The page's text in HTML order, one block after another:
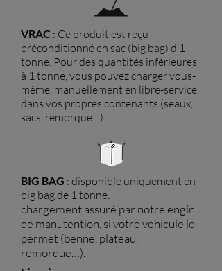
VRAC : Ce produit est reçu
préconditionné en sac (big bag) d’1
tonne. Pour des quantités inférieures
à 1 tonne, vous pouvez charger vous-
même, manuellement en libre-service,
dans vos propres contenants (seaux,
sacs, remorque…)
BIG BAG : disponible uniquement en
big bag de 1 tonne.
chargement assuré par notre engin
de manutention, si votre véhicule le
permet (benne, plateau,
remorque…).